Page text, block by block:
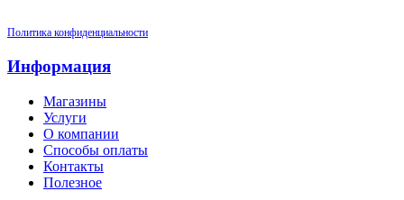
Политика конфиденциальности
Информация
Магазины
Услуги
О компании
Способы оплаты
Контакты
Полезное